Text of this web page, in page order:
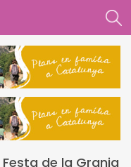
de la Granja